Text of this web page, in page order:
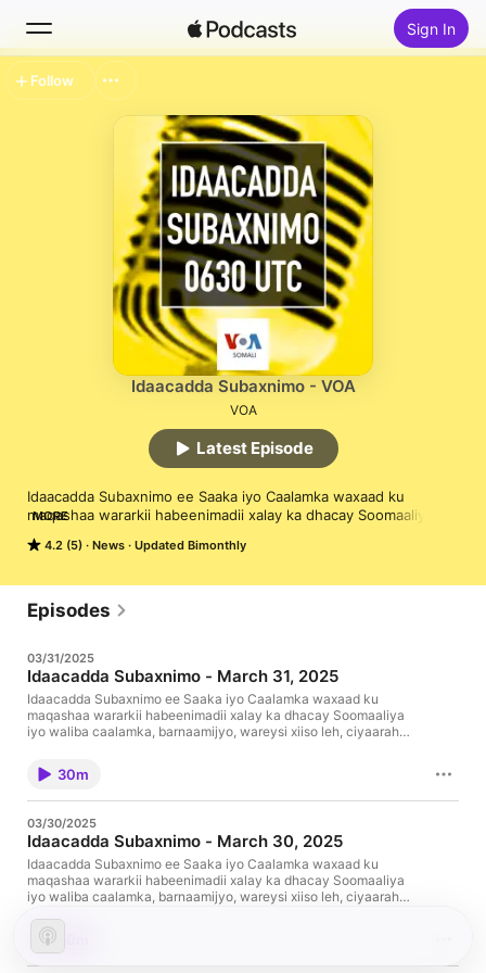
Sign In
Top Charts
Idaacadda Subaxnimo - VOA
VOA
4.2 (5) News Updated Bimonthly
Idaacadda Subaxnimo ee Saaka iyo Caalamka waxaad ku
maqashaa wararkii habeenimadii xalay ka dhacay Soomaaliya iyo
dhanbaallada dhagaystayaasha iyo waliba wargeysyada
MORE
Latest Episode
Follow
Episodes
03/31/2025
Idaacadda Subaxnimo - March 31, 2025
Idaacadda Subaxnimo ee Saaka iyo Caalamka waxaad ku
maqashaa wararkii habeenimadii xalay ka dhacay Soomaaliya
iyo waliba caalamka, barnaamijyo, wareysi xiiso leh, ciyaaraha,
caalamku waxay saaka ku waabariisteen.
30m
03/30/2025
Idaacadda Subaxnimo - March 30, 2025
Idaacadda Subaxnimo ee Saaka iyo Caalamka waxaad ku
maqashaa wararkii habeenimadii xalay ka dhacay Soomaaliya
iyo waliba caalamka, barnaamijyo, wareysi xiiso leh, ciyaaraha,
caalamku waxay saaka ku waabariisteen.